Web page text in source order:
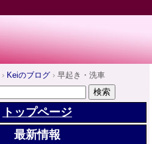
Keiのブログ 早起き・洗車
トップページ
最新情報